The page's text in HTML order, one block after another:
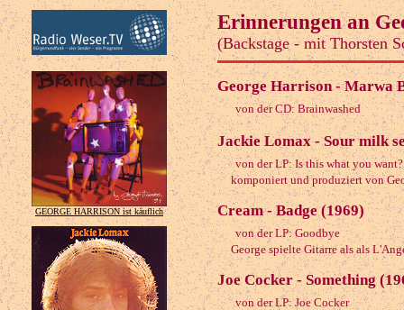
GEORGE HARRISON ist käuflich
Erinnerungen an
(Backstage - mit Thorsten
George Harrison - Marwa
von der CD: Brainwashed
Jackie Lomax - Sour milk
von der LP: Is this what you want?
komponiert und produziert von
Cream - Badge (1969)
von der LP: Goodbye
George spielte Gitarre als als
Joe Cocker - Something
von der LP: Joe Cocker